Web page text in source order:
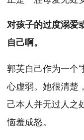
对孩子的过度溺爱
自己啊。
郭芙自己作为一个
心虚弱。她很清楚
己本人并无过人之
恼羞成怒。